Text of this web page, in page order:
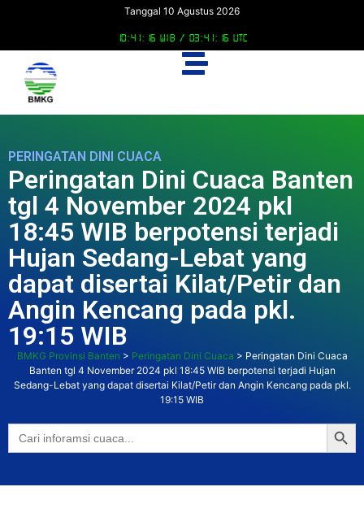
Tanggal 10 Agustus 2026
10:41:17 WIB / 03:41:17 UTC
PERINGATAN DINI CUACA
Peringatan Dini Cuaca Banten
tgl 4 November 2024 pkl
18:45 WIB berpotensi terjadi
Hujan Sedang-Lebat yang
dapat disertai Kilat/Petir dan
Angin Kencang pada pkl.
19:15 WIB
BMKG Provinsi Banten > Peringatan Dini Cuaca > Peringatan Dini Cuaca
Banten tgl 4 November 2024 pkl 18:45 WIB berpotensi terjadi Hujan
Sedang-Lebat yang dapat disertai Kilat/Petir dan Angin Kencang pada pkl.
19:15 WIB
Search
for: